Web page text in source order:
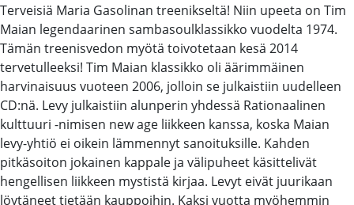
Terveisiä Maria Gasolinan treenikseltä! Niin upeeta on Tim
Maian legendaarinen sambasoulklassikko vuodelta 1974.
Tämän treenisvedon myötä toivotetaan kesä 2014
tervetulleeksi! Tim Maian klassikko oli äärimmäinen
harvinaisuus vuoteen 2006, jolloin se julkaistiin uudelleen
CD:nä. Levy julkaistiin alunperin yhdessä Rationaalinen
kulttuuri -nimisen new age liikkeen kanssa, koska Maian
levy-yhtiö ei oikein lämmennyt sanoituksille. Kahden
pitkäsoiton jokainen kappale ja välipuheet käsittelivät
hengellisen liikkeen mystistä kirjaa. Levyt eivät juurikaan
löytäneet tietään kauppoihin. Kaksi vuotta myöhemmin